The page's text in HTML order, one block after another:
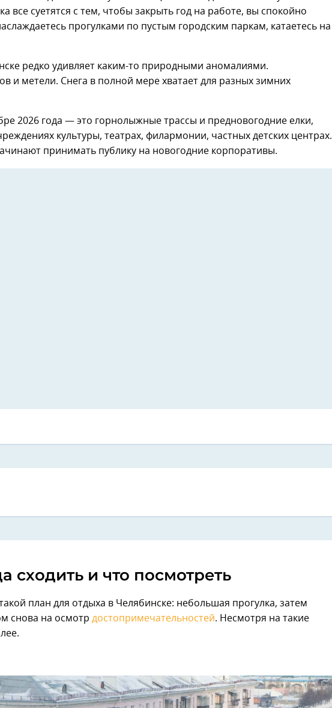
все суетятся с тем, чтобы закрыть год на работе, вы спокойно
прогулками по пустым городским паркам, катаетесь на
редко удивляет каким-то природными аномалиями.
и метели. Снега в полной мере хватает для разных зимних
2026 года — это горнолыжные трассы и предновогодние елки,
культуры, театрах, филармонии, частных детских центрах.
принимать публику на новогодние корпоративы.
сходить и что посмотреть
план для отдыха в Челябинске: небольшая прогулка, затем
снова на осмотр достопримечательностей. Несмотря на такие